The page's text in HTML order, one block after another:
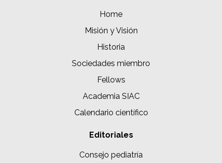
Home
Misión y Visión
Historia
Sociedades miembro
Fellows
Academia SIAC
Calendario científico
Editoriales
Consejo pediatría